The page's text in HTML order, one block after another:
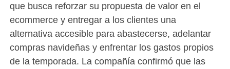
que busca reforzar su propuesta de valor en el
ecommerce y entregar a los clientes una
alternativa accesible para abastecerse, adelantar
compras navideñas y enfrentar los gastos propios
de la temporada. La compañía confirmó que las